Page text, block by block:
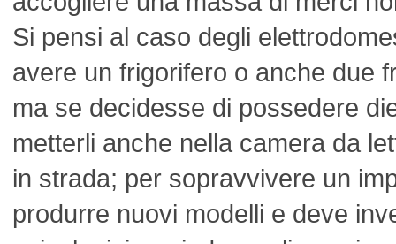
Si pensi al caso degli
avere un frigorifero o anche due
ma se decidesse di possedere
metterli anche nella camera da
in strada; per sopravvivere un
produrre nuovi modelli e deve